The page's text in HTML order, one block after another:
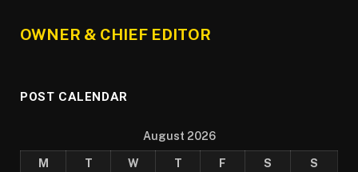
OWNER & CHIEF EDITOR
POST CALENDAR
August 2026
M T W T F S
S